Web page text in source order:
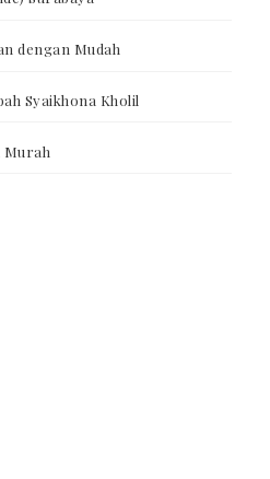
dengan Mudah
Syaikhona Kholil
Murah